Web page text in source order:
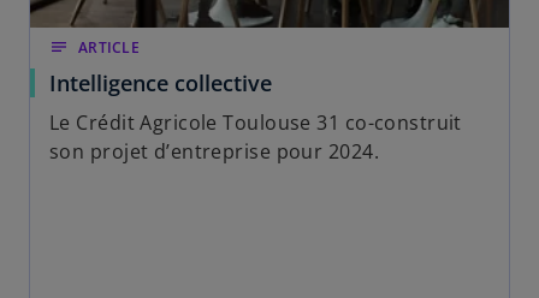
notes ARTICLE
Intelligence collective
Le Crédit Agricole Toulouse 31 co-construit
son projet d’entreprise pour 2024.